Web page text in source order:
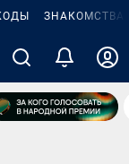
ЗНАКОМСТВА